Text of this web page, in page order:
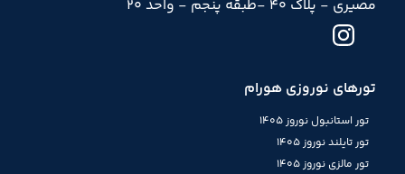
مصیری - پلاک 40 -طبقه پنجم - واحد 20
تورهای نوروزی هورام
تور استانبول نوروز 1405
تور تایلند نوروز 1405
تور مالزی نوروز 1405